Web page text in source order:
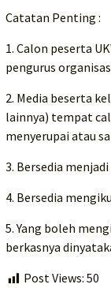
Catatan Penting :
1. Calon peserta
pengurus
2. Media beserta
lainnya) tempat
menyerupai atau
3. Bersedia
4. Bersedia
5. Yang boleh
berkasnya
Post Views: 50